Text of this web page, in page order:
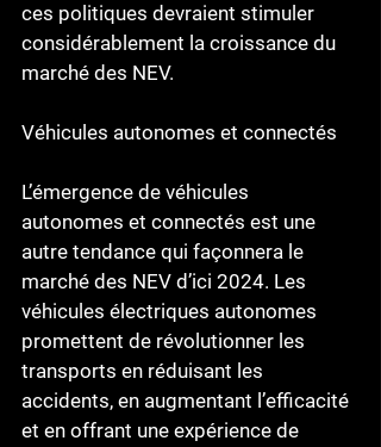
ces politiques devraient stimuler
considérablement la croissance du
marché des NEV.
Véhicules autonomes et connectés
L’émergence de véhicules
autonomes et connectés est une
autre tendance qui façonnera le
marché des NEV d’ici 2024. Les
véhicules électriques autonomes
promettent de révolutionner les
transports en réduisant les
accidents, en augmentant l’efficacité
et en offrant une expérience de